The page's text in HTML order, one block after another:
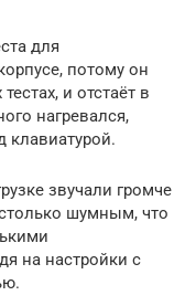
для
потому он
и отстаёт в
нагревался,
клавиатурой.
звучали громче
шумным, что
на настройки с